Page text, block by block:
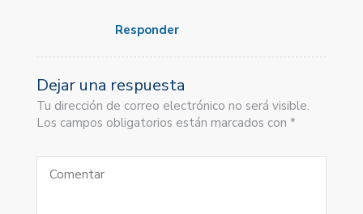
Responder
Dejar una respuesta
Tu dirección de correo electrónico no será visible.
Los campos obligatorios están marcados con *